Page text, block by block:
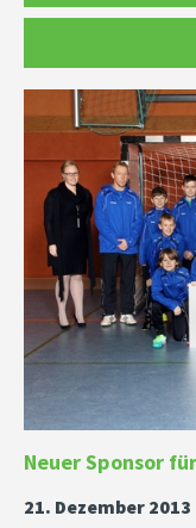
Neuer Sponsor
21. Dezember 2013